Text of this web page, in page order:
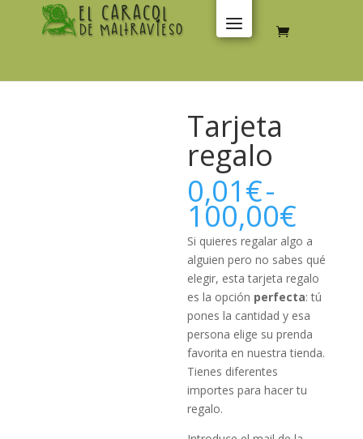
Tarjeta
regalo
0,01€-
100,00€de
Si quieres regalar algo a
alguien pero no sabes qué
elegir, esta tarjeta regalo
es la opción perfecta: tú
pones la cantidad y esa
persona elige su prenda
favorita en nuestra tienda.
Tienes diferentes
importes para hacer tu
regalo.